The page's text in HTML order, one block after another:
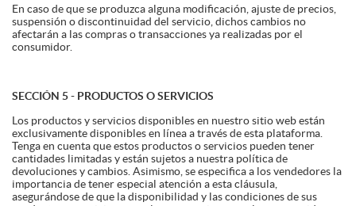
En caso de que se produzca alguna modificación, ajuste de precios,
suspensión o discontinuidad del servicio, dichos cambios no
afectarán a las compras o transacciones ya realizadas por el
consumidor.
SECCIÓN 5 - PRODUCTOS O SERVICIOS
Los productos y servicios disponibles en nuestro sitio web están
exclusivamente disponibles en línea a través de esta plataforma.
Tenga en cuenta que estos productos o servicios pueden tener
cantidades limitadas y están sujetos a nuestra política de
devoluciones y cambios. Asimismo, se especifica a los vendedores la
importancia de tener especial atención a esta cláusula,
asegurándose de que la disponibilidad y las condiciones de sus